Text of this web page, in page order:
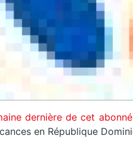
dernière de cet
en République